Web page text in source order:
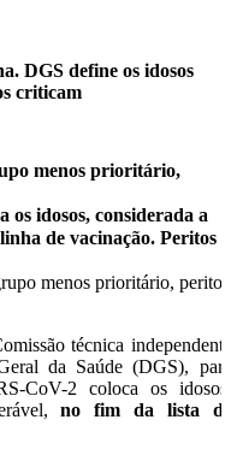
DGS define os idosos
criticam
menos prioritário,
os idosos, considerada a
de vacinação. Peritos
técnica independente
da Saúde (DGS), para
CoV-2 coloca os idosos,
no fim da lista de